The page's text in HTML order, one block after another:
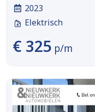
2023
Elektrisch
€ 325 p/m